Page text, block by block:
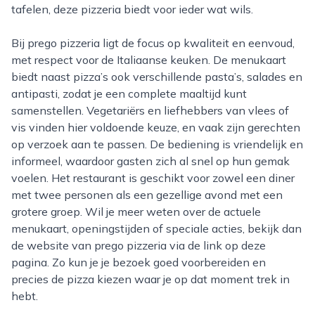
tafelen, deze pizzeria biedt voor ieder wat wils.
Bij prego pizzeria ligt de focus op kwaliteit en eenvoud,
met respect voor de Italiaanse keuken. De menukaart
biedt naast pizza’s ook verschillende pasta’s, salades en
antipasti, zodat je een complete maaltijd kunt
samenstellen. Vegetariërs en liefhebbers van vlees of
vis vinden hier voldoende keuze, en vaak zijn gerechten
op verzoek aan te passen. De bediening is vriendelijk en
informeel, waardoor gasten zich al snel op hun gemak
voelen. Het restaurant is geschikt voor zowel een diner
met twee personen als een gezellige avond met een
grotere groep. Wil je meer weten over de actuele
menukaart, openingstijden of speciale acties, bekijk dan
de website van prego pizzeria via de link op deze
pagina. Zo kun je je bezoek goed voorbereiden en
precies de pizza kiezen waar je op dat moment trek in
hebt.